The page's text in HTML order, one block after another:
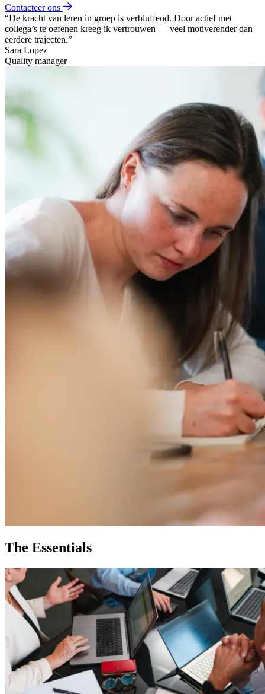
Contacteer ons
“De kracht van leren in groep is verbluffend. Door actief met
collega’s te oefenen kreeg ik vertrouwen — veel motiverender dan
eerdere trajecten.”
Sara Lopez
Quality manager
The Essentials